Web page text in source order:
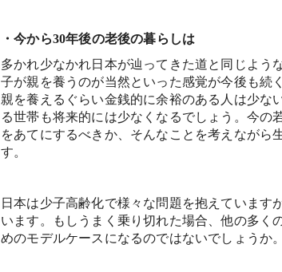
・今から30年後の老後の暮らしは
多かれ少なかれ日本が辿ってきた道と同じよう
子が親を養うのが当然といった感覚が今後も続
親を養えるぐらい金銭的に余裕のある人は少な
る世帯も将来的には少なくなるでしょう。今の
をあてにするべきか、そんなことを考えながら
す。
日本は少子高齢化で様々な問題を抱えています
います。もしうまく乗り切れた場合、他の多く
めのモデルケースになるのではないでしょうか。